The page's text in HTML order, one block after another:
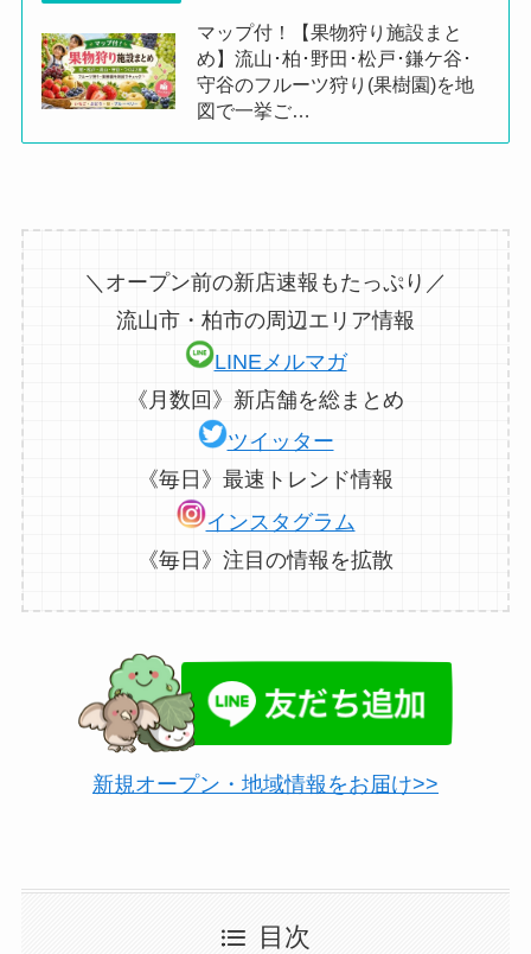
マップ付！【果物狩り施設まと
め】流山･柏･野田･松戸･鎌ケ谷･
守谷のフルーツ狩り(果樹園)を地
図で一挙ご…
＼オープン前の新店速報もたっぷり／
流山市・柏市の周辺エリア情報
LINEメルマガ
《月数回》新店舗を総まとめ
ツイッター
《毎日》最速トレンド情報
インスタグラム
《毎日》注目の情報を拡散
新規オープン・地域情報をお届け>>
目次